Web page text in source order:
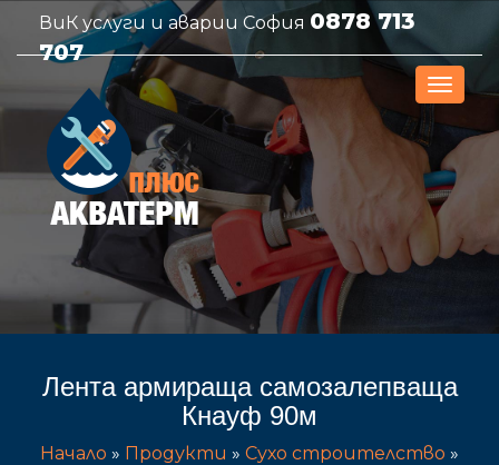
ВиК услуги и аварии София 0878 713
707
Лента армираща самозалепваща
Кнауф 90м
Начало » Продукти » Сухо строителство »